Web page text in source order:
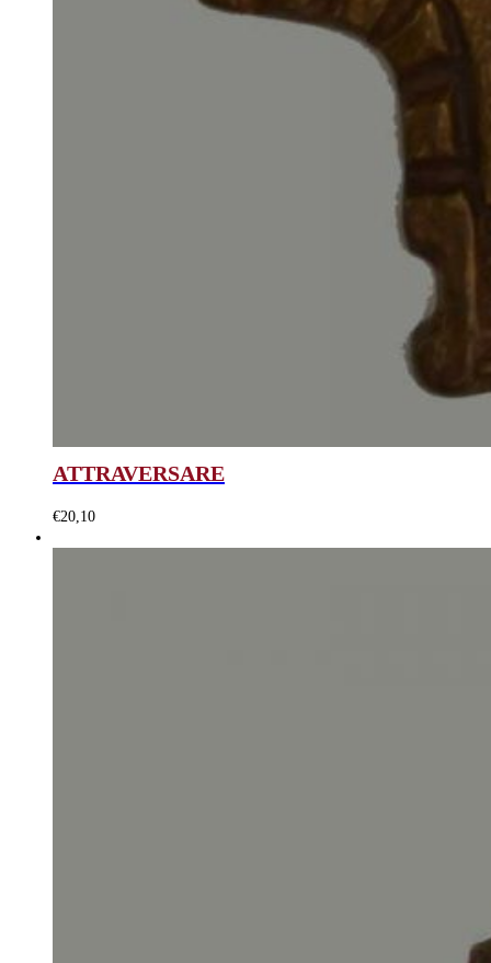
ATTRAVERSARE
€20,10